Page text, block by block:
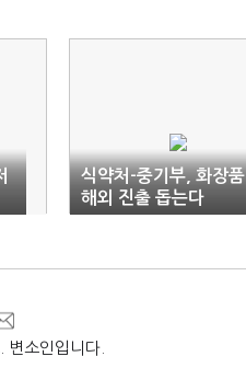
식약처-중기부, 화장품
해외 진출 돕는다
변소인입니다.